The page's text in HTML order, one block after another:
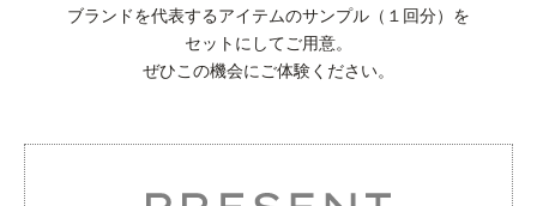
ブランドを代表するアイテムのサンプル（１回分）を
セットにしてご用意。
ぜひこの機会にご体験ください。